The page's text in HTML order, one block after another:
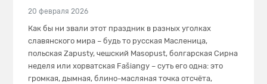
20 февраля 2026
Как бы ни звали этот праздник в разных уголках
славянского мира – будь то русская Масленица,
польская Zapusty, чешский Masopust, болгарская Сирна
неделя или хорватская Fašiangy – суть его одна: это
громкая, дымная, блино-масляная точка отсчёта,